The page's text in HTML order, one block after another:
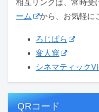
相互リンクは、常時受
ーム
から、お気軽に
ろじぱら
変人窟
シネマティック
QRコード